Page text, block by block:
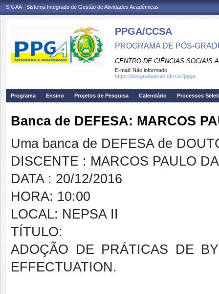
SIGAA - Sistema Integrado de Gestão de Atividades Acadêmicas
PPGA/CCSA
PROGRAMA DE PÓS-
CENTRO DE CIÊNCIAS SOCIAIS
E-mail: Não informado
https://posgraduacao.ufrn.br/ppga
Programa Ensino Projetos de Pesquisa Calendário Processos
Banca de DEFESA: MARCOS
Uma banca de DEFESA de
DISCENTE : MARCOS PAULO
DATA : 20/12/2016
HORA: 10:00
LOCAL: NEPSA II
TÍTULO:
ADOÇÃO DE PRÁTICAS DE
EFFECTUATION.